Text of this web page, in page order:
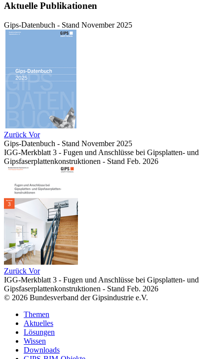
Aktuelle Publikationen
Gips-Datenbuch - Stand November 2025
Zurück Vor
Gips-Datenbuch - Stand November 2025
IGG-Merkblatt 3 - Fugen und Anschlüsse bei Gipsplatten- und
Gipsfaserplattenkonstruktionen - Stand Feb. 2026
Zurück Vor
IGG-Merkblatt 3 - Fugen und Anschlüsse bei Gipsplatten- und
Gipsfaserplattenkonstruktionen - Stand Feb. 2026
© 2026 Bundesverband der Gipsindustrie e.V.
Themen
Aktuelles
Lösungen
Wissen
Downloads